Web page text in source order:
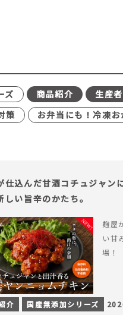
ズ 商品紹介 生産者
策 お弁当にも！冷凍
仕込んだ甘酒コチュジャン
しい旨辛のかたち。
麹屋
い甘
場！
介 国産無添加シリーズ